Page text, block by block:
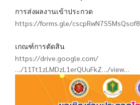
การส่งผลงานเข้าประกวด
https://forms.gle/cscpRwN7S5MsQsof8
เกณฑ์การตัดสิน
https://drive.google.com/
…/11Tt1zLMDzL1erQUuFkZ…/view…